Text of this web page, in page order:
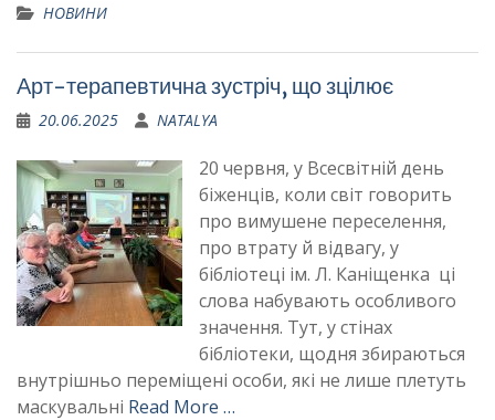
НОВИНИ
Арт-терапевтична зустріч, що зцілює
20.06.2025 NATALYA
20 червня, у Всесвітній день
біженців, коли світ говорить
про вимушене переселення,
про втрату й відвагу, у
бібліотеці ім. Л. Каніщенка ці
слова набувають особливого
значення. Тут, у стінах
бібліотеки, щодня збираються
внутрішньо переміщені особи, які не лише плетуть
маскувальні Read More …